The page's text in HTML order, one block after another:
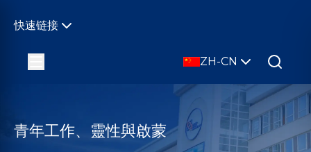
快速链接
ZH-CN
青年工作、靈性與啟蒙